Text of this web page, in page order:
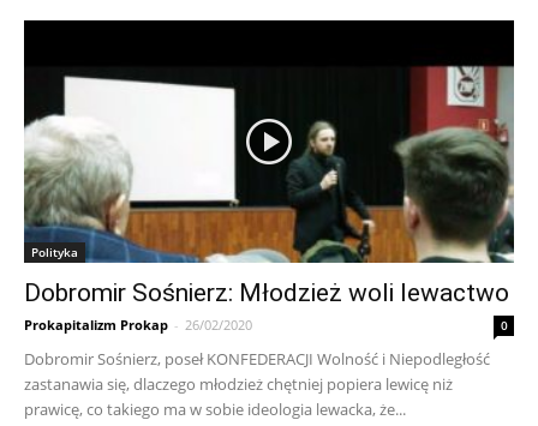
Polityka
Dobromir Sośnierz: Młodzież woli lewactwo
Prokapitalizm Prokap - 26/02/2020 0
Dobromir Sośnierz, poseł KONFEDERACJI Wolność i Niepodległość
zastanawia się, dlaczego młodzież chętniej popiera lewicę niż
prawicę, co takiego ma w sobie ideologia lewacka, że...